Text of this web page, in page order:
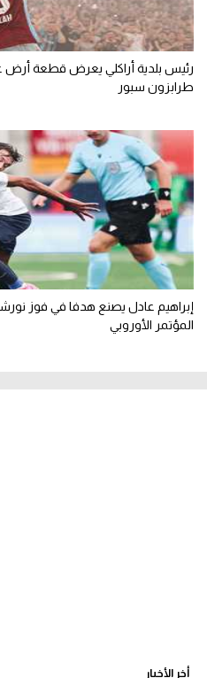
رئيس بلدية أراكلي يعرض قطعة أرض
طرابزون سبور
إبراهيم عادل يصنع هدفا في فوز
المؤتمر الأوروبي
أخر الأخبار